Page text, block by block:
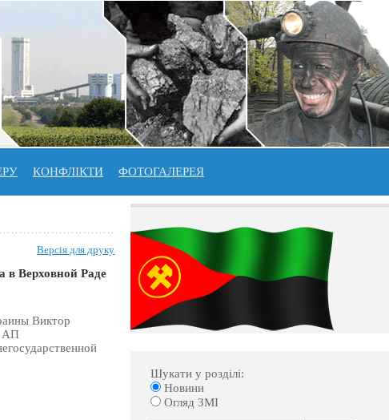
КОНФЛІКТИ ФОТОГАЛЕРЕЯ
Версія для друку
в Верховной Раде
Виктор
АП
Шукати у розділі:
Новини
Огляд ЗМІ